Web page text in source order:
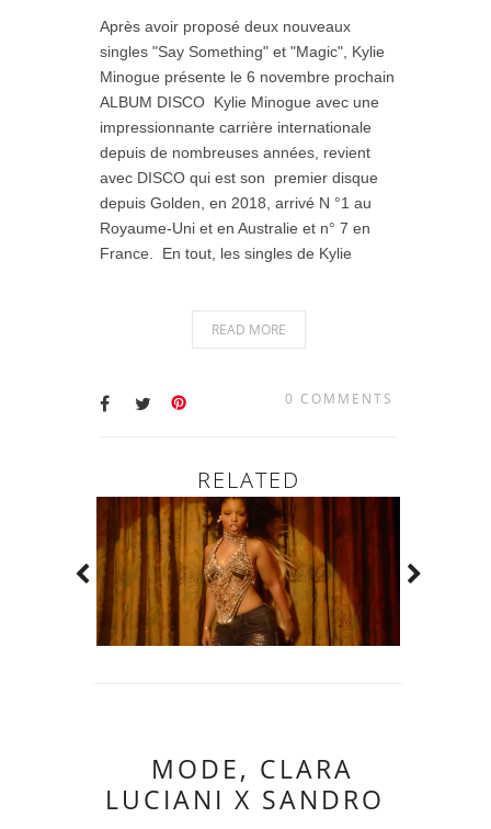
Après avoir proposé deux nouveaux
singles "Say Something" et "Magic", Kylie
Minogue présente le 6 novembre prochain
ALBUM DISCO Kylie Minogue avec une
impressionnante carrière internationale
depuis de nombreuses années, revient
avec DISCO qui est son premier disque
depuis Golden, en 2018, arrivé N °1 au
Royaume-Uni et en Australie et n° 7 en
France. En tout, les singles de Kylie
READ MORE
0 COMMENTS
RELATED
MODE, CLARA
LUCIANI X SANDRO